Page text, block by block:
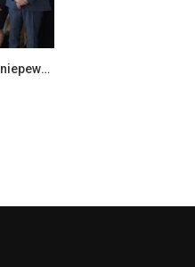
Ekonomia i zarządzanie w dobie niepewności – konferencja naukowa